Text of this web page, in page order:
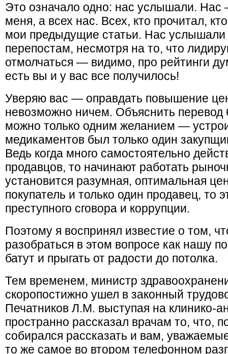
Это означало одно: нас услышали.
меня, а всех нас. Всех, кто прочитал,
мои предыдущие статьи. Нас услышали
перепостам, несмотря на то, что
отмолчаться — видимо, про рейтинги
есть вы и у вас все получилось!
Уверяю вас — оправдать повышение
невозможно ничем. Объяснить
можно только одним желанием —
медикаментов был только один
Ведь когда много самостоятельно
продавцов, то начинают работать
установится разумная, оптимальная
покупатель и только один продавец, то
преступного сговора и коррупции.
Поэтому я воспринял известие о том,
разобраться в этом вопросе как нашу
батут и прыгать от радости до потолка.
Тем временем, министр
скоропостижно ушел в законный
Печатников Л.М. выступая на клинико-
пространно рассказал врачам то, что,
собирался рассказать и вам,
то же самое во втором телефонном